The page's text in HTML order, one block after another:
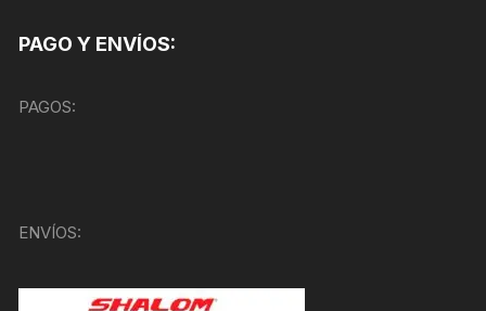
PAGO Y ENVÍOS:
PAGOS:
ENVÍOS: